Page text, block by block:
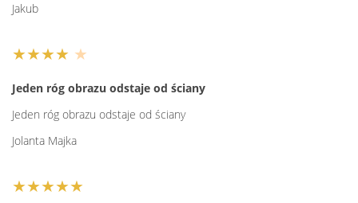
Jakub
★★★★ ★
Jeden róg obrazu odstaje od ściany
Jeden róg obrazu odstaje od ściany
Jolanta Majka
★★★★★